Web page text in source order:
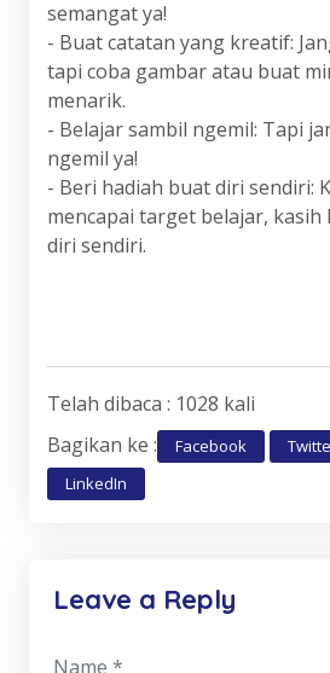
semangat ya!
- Buat catatan yang kreatif:
tapi coba gambar atau buat
menarik.
- Belajar sambil ngemil: Tapi
ngemil ya!
- Beri hadiah buat diri sendiri:
mencapai target belajar, kasih
diri sendiri.
Telah dibaca : 1028 kali
Bagikan ke :
Facebook
LinkedIn
Leave a Reply